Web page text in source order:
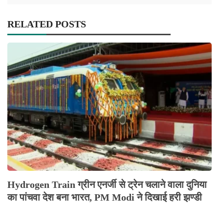
RELATED POSTS
Hydrogen Train ग्रीन एनर्जी से ट्रेन चलाने वाला दुनिया
का पांचवा देश बना भारत, PM Modi ने दिखाई हरी झण्डी